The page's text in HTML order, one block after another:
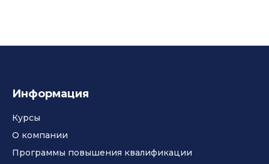
Информация
Курсы
О компании
Программы повышения квалификации